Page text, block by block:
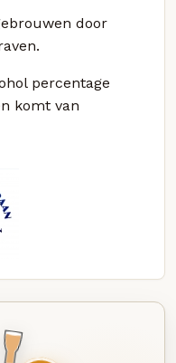
door
percentage
komt van